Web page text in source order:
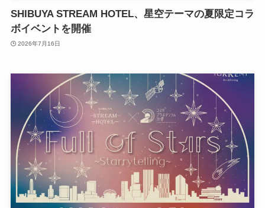
SHIBUYA STREAM HOTEL、星空テーマの夏限定コラ
ボイベントを開催
2026年7月16日